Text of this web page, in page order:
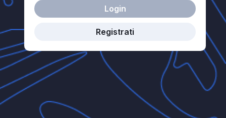
Login
Registrati